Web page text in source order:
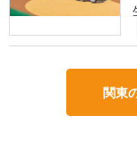
関東